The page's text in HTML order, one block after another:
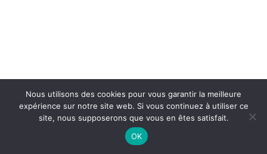
Nous utilisons des cookies pour vous garantir la meilleure
expérience sur notre site web. Si vous continuez à utiliser ce
site, nous supposerons que vous en êtes satisfait.
OK